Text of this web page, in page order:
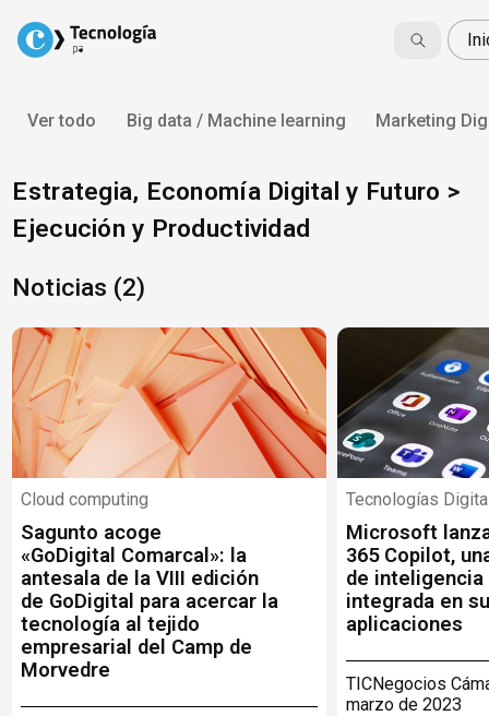
content
Ver todo Big data / Machine learning Marketing
Estrategia, Economía Digital y Futuro >
Ejecución y Productividad
Noticias (2)
Cloud computing
Sagunto acoge
«GoDigital Comarcal»: la
antesala de la VIII edición
de GoDigital para acercar la
tecnología al tejido
empresarial del Camp de
Morvedre
Tecnologías
Microsoft
365 Copilot,
de
integrada en
aplicaciones
TICNegocios
marzo de 2023